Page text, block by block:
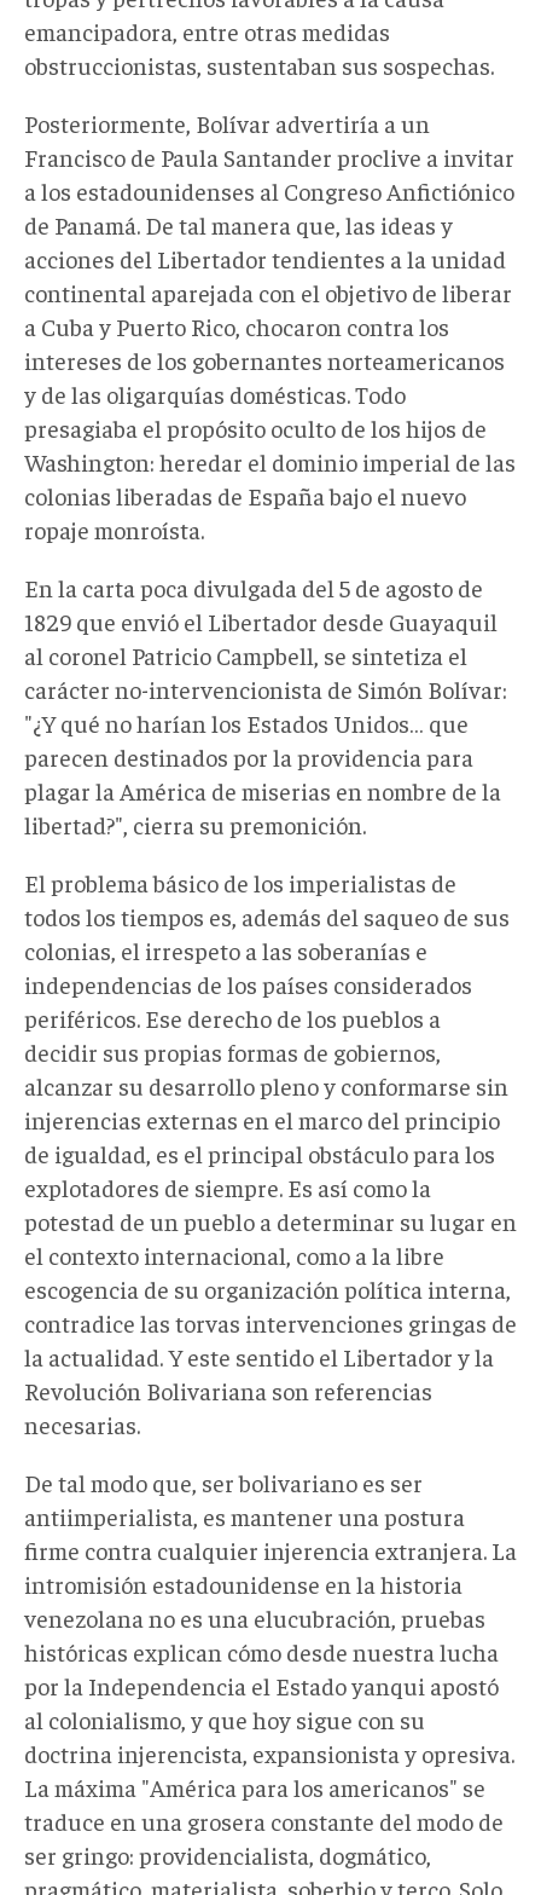
emancipadora, entre otras medidas
obstruccionistas, sustentaban sus sospechas.
Posteriormente, Bolívar advertiría a un
Francisco de Paula Santander proclive a invitar
a los estadounidenses al Congreso Anfictiónico
de Panamá. De tal manera que, las ideas y
acciones del Libertador tendientes a la unidad
continental aparejada con el objetivo de liberar
a Cuba y Puerto Rico, chocaron contra los
intereses de los gobernantes norteamericanos
y de las oligarquías domésticas. Todo
presagiaba el propósito oculto de los hijos de
Washington: heredar el dominio imperial de las
colonias liberadas de España bajo el nuevo
ropaje monroísta.
En la carta poca divulgada del 5 de agosto de
1829 que envió el Libertador desde Guayaquil
al coronel Patricio Campbell, se sintetiza el
carácter no-intervencionista de Simón Bolívar:
"¿Y qué no harían los Estados Unidos… que
parecen destinados por la providencia para
plagar la América de miserias en nombre de la
libertad?", cierra su premonición.
El problema básico de los imperialistas de
todos los tiempos es, además del saqueo de sus
colonias, el irrespeto a las soberanías e
independencias de los países considerados
periféricos. Ese derecho de los pueblos a
decidir sus propias formas de gobiernos,
alcanzar su desarrollo pleno y conformarse sin
injerencias externas en el marco del principio
de igualdad, es el principal obstáculo para los
explotadores de siempre. Es así como la
potestad de un pueblo a determinar su lugar en
el contexto internacional, como a la libre
escogencia de su organización política interna,
contradice las torvas intervenciones gringas de
la actualidad. Y este sentido el Libertador y la
Revolución Bolivariana son referencias
necesarias.
De tal modo que, ser bolivariano es ser
antiimperialista, es mantener una postura
firme contra cualquier injerencia extranjera. La
intromisión estadounidense en la historia
venezolana no es una elucubración, pruebas
históricas explican cómo desde nuestra lucha
por la Independencia el Estado yanqui apostó
al colonialismo, y que hoy sigue con su
doctrina injerencista, expansionista y opresiva.
La máxima "América para los americanos" se
traduce en una grosera constante del modo de
ser gringo: providencialista, dogmático,
pragmático, materialista, soberbio y terco. Solo